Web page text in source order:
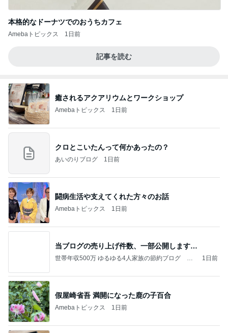
本格的なドーナツでのおうちカフェ
Amebaトピックス 1日前
記事を読む
癒されるアクアリウムとワークショップ
Amebaトピックス 1日前
クロとこいたんって何かあったの？
あいのりブログ 1日前
闘病生活や支えてくれた方々のお話
Amebaトピックス 1日前
当ブログの売り上げ件数、一部公開します…
世帯年収500万 ゆるゆる4人家族の節約ブログ 〜
1日前
假屋崎省吾 満開になった鹿の子百合
Amebaトピックス 1日前